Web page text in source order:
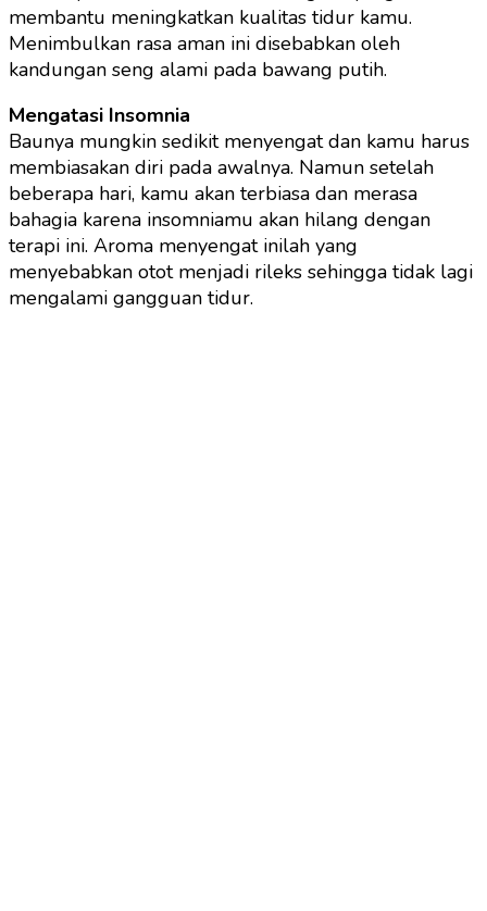
membantu meningkatkan kualitas tidur kamu.
Menimbulkan rasa aman ini disebabkan oleh
kandungan seng alami pada bawang putih.
Mengatasi Insomnia
Baunya mungkin sedikit menyengat dan kamu harus
membiasakan diri pada awalnya. Namun setelah
beberapa hari, kamu akan terbiasa dan merasa
bahagia karena insomniamu akan hilang dengan
terapi ini. Aroma menyengat inilah yang
menyebabkan otot menjadi rileks sehingga tidak lagi
mengalami gangguan tidur.